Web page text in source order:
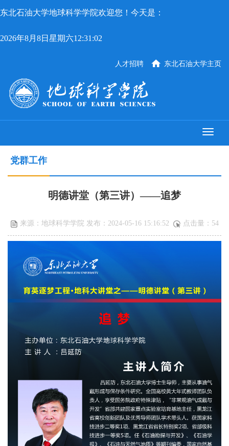
东北石油大学地球科学学院欢迎您！今天是：
2026年8月8日星期六12:31:02
东北石油大学主页
人才招聘
党群工作
明德讲堂（第三讲）——追梦
来源：地球科学学院 发布：2024-05-16 15:16:52 点击量： 54